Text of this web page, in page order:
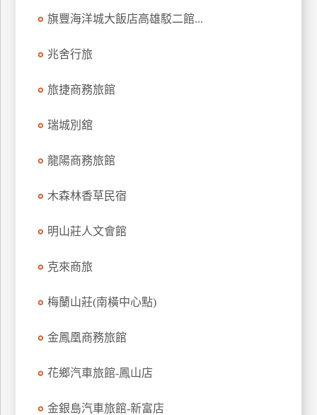
旗豐海洋城大飯店高雄駁二館...
兆舍行旅
旅捷商務旅館
瑞城別舘
龍陽商務旅館
木森林香草民宿
明山莊人文會館
克來商旅
梅蘭山莊(南橫中心點)
金鳳凰商務旅館
花鄉汽車旅館-鳳山店
金銀島汽車旅館-新富店